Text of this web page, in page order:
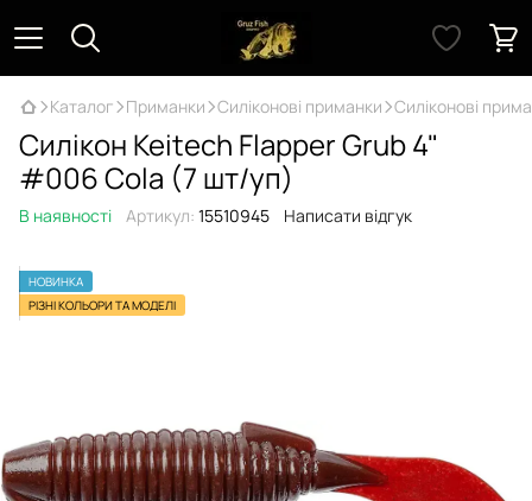
Каталог Приманки Силіконові приманки Силіконові
Силікон Keitech Flapper Grub 4"
#006 Cola (7 шт/уп)
В наявності Артикул: 15510945 Написати відгук
НОВИНКА
РІЗНІ КОЛЬОРИ ТА МОДЕЛІ